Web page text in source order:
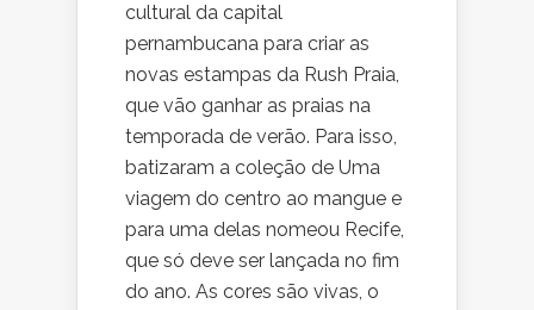
cultural da capital
pernambucana para criar as
novas estampas da Rush Praia,
que vão ganhar as praias na
temporada de verão. Para isso,
batizaram a coleção de Uma
viagem do centro ao mangue e
para uma delas nomeou Recife,
que só deve ser lançada no fim
do ano. As cores são vivas, o